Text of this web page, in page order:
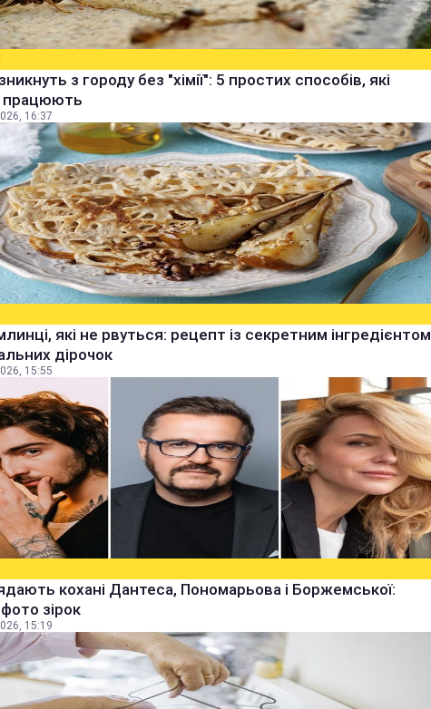
з городу без "хімії": 5 простих способів, які
працюють
16:37
які не рвуться: рецепт із секретним інгредієнтом
дірочок
15:55
кохані Дантеса, Пономарьова і Боржемської:
фото зірок
15:19